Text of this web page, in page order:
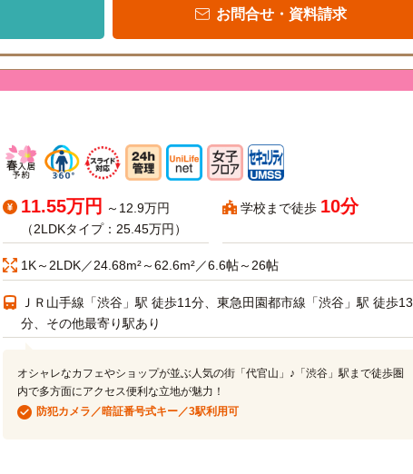
お問合せ・資料請求
11.55万円
～12.9万円
（2LDKタイプ：25.45万円）
学校まで徒歩 10分
1K～2LDK／24.68m²～62.6m²／6.6帖～26帖
ＪＲ山手線「渋谷」駅 徒歩11分、東急田園都市線「渋谷」駅 徒歩13
分、その他最寄り駅あり
オシャレなカフェやショップが並ぶ人気の街「代官山」♪「渋谷」駅まで徒歩圏
内で多方面にアクセス便利な立地が魅力！
防犯カメラ／暗証番号式キー／3駅利用可